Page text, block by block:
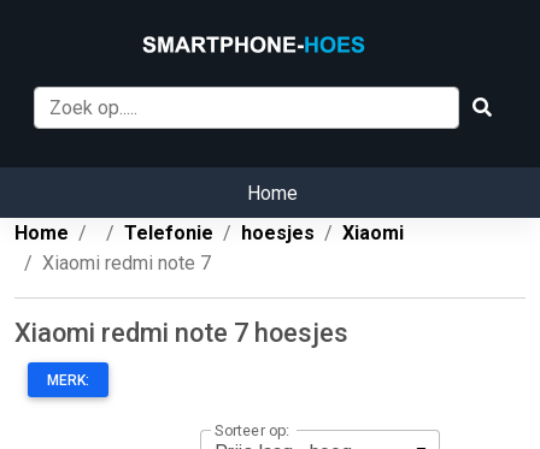
Home
Home
Telefonie hoesjes
Xiaomi
Xiaomi redmi note 7
Xiaomi redmi note 7 hoesjes
MERK:
Sorteer op: